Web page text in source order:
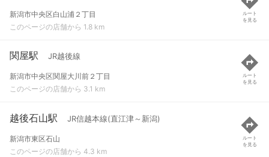
新潟市中央区白山浦２丁目
このページの店舗から 1.8 km
ルート
を見る
関屋駅 JR越後線
新潟市中央区関屋大川前２丁目
このページの店舗から 3.1 km
ルート
を見る
越後石山駅 JR信越本線(直江津～新潟)
新潟市東区石山
このページの店舗から 4.3 km
ルート
を見る